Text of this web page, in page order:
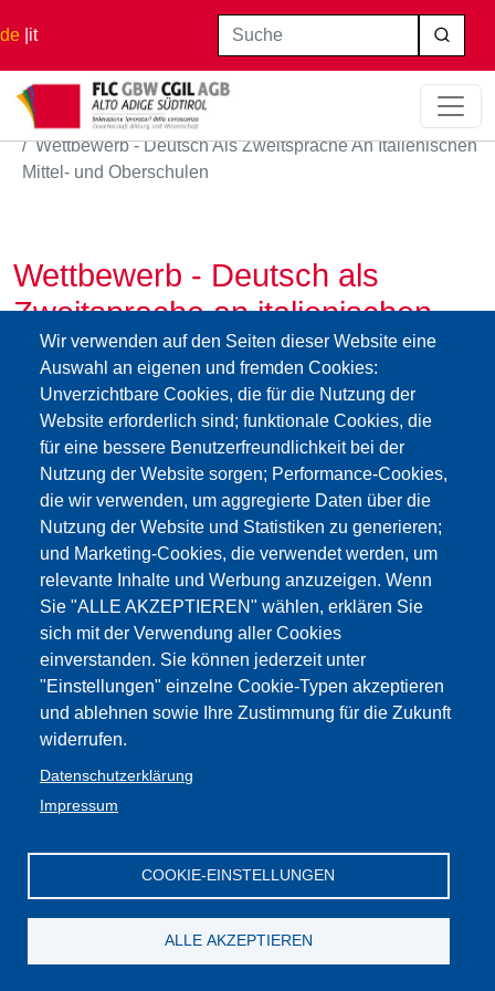
de it
Wir verwenden auf den Seiten dieser Website eine
Auswahl an eigenen und fremden Cookies:
Unverzichtbare Cookies, die für die Nutzung der
Website erforderlich sind; funktionale Cookies, die
für eine bessere Benutzerfreundlichkeit bei der
Nutzung der Website sorgen; Performance-Cookies,
die wir verwenden, um aggregierte Daten über die
Nutzung der Website und Statistiken zu generieren;
und Marketing-Cookies, die verwendet werden, um
relevante Inhalte und Werbung anzuzeigen. Wenn
Sie "ALLE AKZEPTIEREN" wählen, erklären Sie
sich mit der Verwendung aller Cookies
einverstanden. Sie können jederzeit unter
"Einstellungen" einzelne Cookie-Typen akzeptieren
und ablehnen sowie Ihre Zustimmung für die Zukunft
widerrufen.
Datenschutzerklärung
Impressum
COOKIE-EINSTELLUNGEN
ALLE AKZEPTIEREN
Suche
Startseite
Wettbewerb - Deutsch Als Zweitsprache An Italienischen
Mittel- und Oberschulen
Wettbewerb - Deutsch als
Zweitsprache an italienischen
Mittel- und Oberschulen
16.12.2021
Einreichetermin für die Gesuche: 14. Jänner 2022, 24:00
Uhr.
bando_tedesco_l2_-_bollettino.pdf
modulo_domanda_tl2_de.pdf
Seite:Cookies
Privacy
GBW /
FLC - Gewerkschaft Wissenschaft und
Bildung Südtirol
Privacy
Mitglieder
CGIL